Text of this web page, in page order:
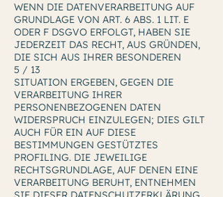
WENN DIE DATENVERARBEITUNG AUF
GRUNDLAGE VON ART. 6 ABS. 1 LIT. E
ODER F DSGVO ERFOLGT, HABEN SIE
JEDERZEIT DAS RECHT, AUS GRÜNDEN,
DIE SICH AUS IHRER BESONDEREN
5 / 13
SITUATION ERGEBEN, GEGEN DIE
VERARBEITUNG IHRER
PERSONENBEZOGENEN DATEN
WIDERSPRUCH EINZULEGEN; DIES GILT
AUCH FÜR EIN AUF DIESE
BESTIMMUNGEN GESTÜTZTES
PROFILING. DIE JEWEILIGE
RECHTSGRUNDLAGE, AUF DENEN EINE
VERARBEITUNG BERUHT, ENTNEHMEN